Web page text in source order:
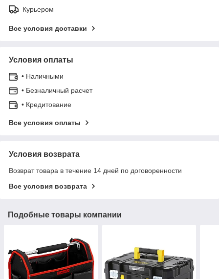
Курьером
Все условия доставки
Условия оплаты
• Наличными
• Безналичный расчет
• Кредитование
Все условия оплаты
Условия возврата
Возврат товара в течение 14 дней по договоренности
Все условия возврата
Подобные товары компании